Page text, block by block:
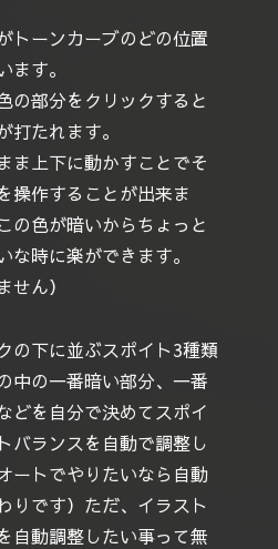
トーンカーブのどの位置
ます。
の部分をクリックすると
打たれます。
ま上下に動かすことでそ
操作することが出来ま
の色が暗いからちょっと
時に楽ができます。
せん）
の下に並ぶスポイト3種類
中の一番暗い部分、一番
どを自分で決めてスポイ
バランスを自動で調整し
ートでやりたいなら自動
りです）ただ、イラスト
自動調整したい事って無